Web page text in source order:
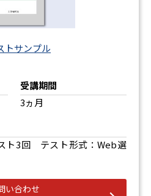
トサンプル
受講期間
3ヵ月
ト3回 テスト形式：Web選
い合わせ